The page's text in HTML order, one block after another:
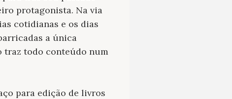
protagonista. Na via
cotidianas e os dias
a única
traz todo conteúdo num
para edição de livros